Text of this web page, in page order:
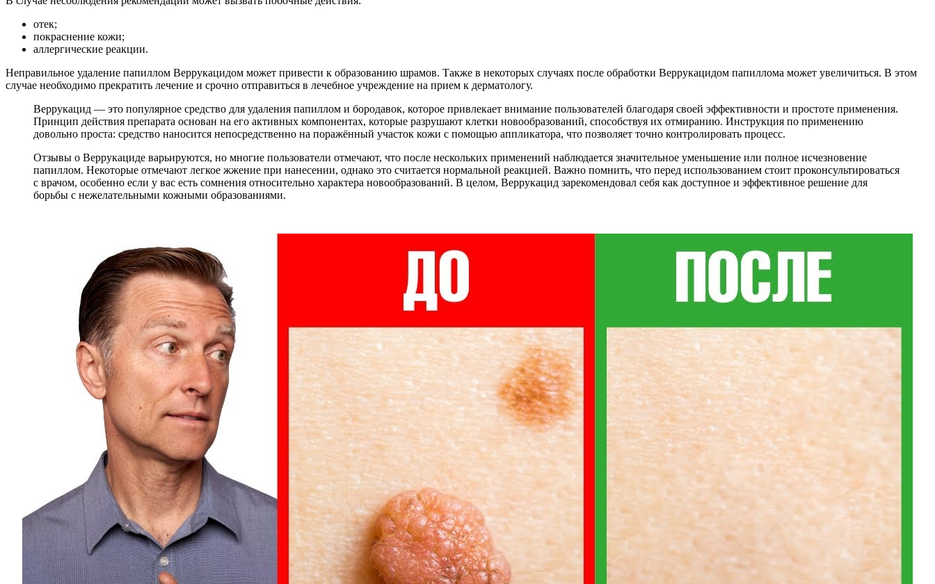
отек;
покраснение кожи;
аллергические реакции.
Неправильное удаление папиллом Веррукацидом может привести к образованию шрамов. Также в некоторых случаях после обработки Веррукацидом папиллома может увеличиться. В этом
случае необходимо прекратить лечение и срочно отправиться в лечебное учреждение на прием к дерматологу.
Веррукацид — это популярное средство для удаления папиллом и бородавок, которое привлекает внимание пользователей благодаря своей эффективности и простоте применения.
Принцип действия препарата основан на его активных компонентах, которые разрушают клетки новообразований, способствуя их отмиранию. Инструкция по применению
довольно проста: средство наносится непосредственно на поражённый участок кожи с помощью аппликатора, что позволяет точно контролировать процесс.
Отзывы о Веррукациде варьируются, но многие пользователи отмечают, что после нескольких применений наблюдается значительное уменьшение или полное исчезновение
папиллом. Некоторые отмечают легкое жжение при нанесении, однако это считается нормальной реакцией. Важно помнить, что перед использованием стоит проконсультироваться
с врачом, особенно если у вас есть сомнения относительно характера новообразований. В целом, Веррукацид зарекомендовал себя как доступное и эффективное решение для
борьбы с нежелательными кожными образованиями.